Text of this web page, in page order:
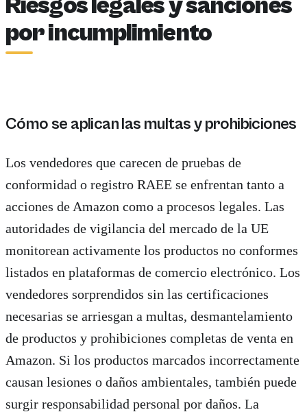
Riesgos legales y sanciones
por incumplimiento
Cómo se aplican las multas y prohibiciones
Los vendedores que carecen de pruebas de
conformidad o registro RAEE se enfrentan tanto a
acciones de Amazon como a procesos legales. Las
autoridades de vigilancia del mercado de la UE
monitorean activamente los productos no conformes
listados en plataformas de comercio electrónico. Los
vendedores sorprendidos sin las certificaciones
necesarias se arriesgan a multas, desmantelamiento
de productos y prohibiciones completas de venta en
Amazon. Si los productos marcados incorrectamente
causan lesiones o daños ambientales, también puede
surgir responsabilidad personal por daños. La